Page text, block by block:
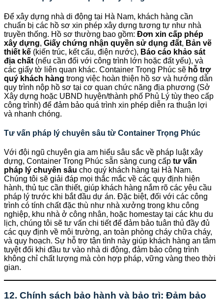
Để xây dựng nhà di động tại Hà Nam, khách hàng cần
chuẩn bị các hồ sơ xin phép xây dựng tương tự như nhà
truyền thống. Hồ sơ thường bao gồm: Đơn xin cấp phép
xây dựng, Giấy chứng nhận quyền sử dụng đất, Bản vẽ
thiết kế (kiến trúc, kết cấu, điện nước), Báo cáo khảo sát
địa chất (nếu cần đối với công trình lớn hoặc đất yếu), và
các giấy tờ liên quan khác. Container Trọng Phúc sẽ hỗ trợ
quý khách hàng trong việc hoàn thiện hồ sơ và hướng dẫn
quy trình nộp hồ sơ tại cơ quan chức năng địa phương (Sở
Xây dựng hoặc UBND huyện/thành phố Phủ Lý tùy theo cấp
công trình) để đảm bảo quá trình xin phép diễn ra thuận lợi
và nhanh chóng.
Tư vấn pháp lý chuyên sâu từ Container Trọng Phúc
Với đội ngũ chuyên gia am hiểu sâu sắc về pháp luật xây
dựng, Container Trọng Phúc sẵn sàng cung cấp tư vấn
pháp lý chuyên sâu cho quý khách hàng tại Hà Nam.
Chúng tôi sẽ giải đáp mọi thắc mắc về các quy định hiện
hành, thủ tục cần thiết, giúp khách hàng nắm rõ các yêu cầu
pháp lý trước khi bắt đầu dự án. Đặc biệt, đối với các công
trình có tính chất đặc thù như nhà xưởng trong khu công
nghiệp, khu nhà ở công nhân, hoặc homestay tại các khu du
lịch, chúng tôi sẽ tư vấn chi tiết để đảm bảo tuân thủ đầy đủ
các quy định về môi trường, an toàn phòng cháy chữa cháy,
và quy hoạch. Sự hỗ trợ tận tình này giúp khách hàng an tâm
tuyệt đối khi đầu tư vào nhà di động, đảm bảo công trình
không chỉ chất lượng mà còn hợp pháp, vững vàng theo thời
gian.
12. Chính sách bảo hành và bảo trì: Đảm bảo